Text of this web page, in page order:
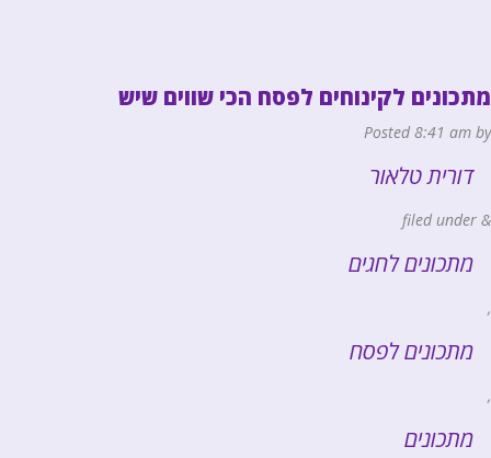
מתכונים לקינוחים לפסח הכי שווים שיש
Posted8:41 am by
דורית טלאור
&
מתכונים לחגים
,
מתכונים לפסח
,
מתכונים